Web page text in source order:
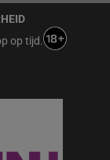
op tijd.